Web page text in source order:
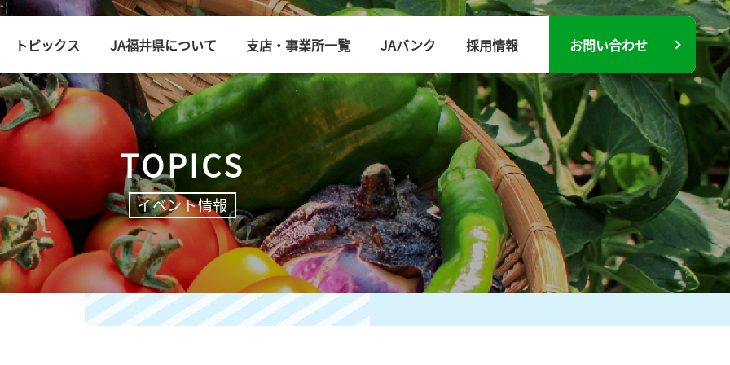
トピックス JA福井県について 支店・事業所一覧 JAバンク 採用情報 お問い合わせ
TOPICS
イベント情報